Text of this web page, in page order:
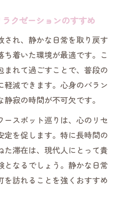
得られるリラクゼーショ
ションで心身を浄化する
りとリラクゼーション体
ラクゼーションの奥深さ
る玖珠町の癒やし力
ションが融合する玖珠町
視点で楽しむ歴史巡りの
クゼーションのすすめ
れ、静かな日常を取り戻す
ち着いた環境が最適です。こ
まれて過ごすことで、普段の
軽減できます。心身のバラン
寂の時間が不可欠です。
ースポット巡りは、心のリセ
定を促します。特に長時間の
た滞在は、現代人にとって貴
となるでしょう。静かな日常
を訪れることを強くおすすめ